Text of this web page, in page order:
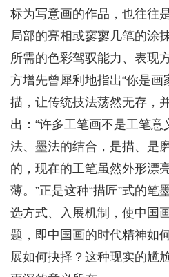
标为写意画的作品，也往往
局部的亮相或寥寥几笔的涂
所需的色彩驾驭能力、表现
方增先曾犀利地指出“你是画
描，让传统技法荡然无存，
出：“许多工笔画不是工笔
法、墨法的结合，是描、是
的，现在的工笔虽然外形漂
薄。”正是这种“描匠”式的笔
选方式、入展机制，使中国
题，即中国画的时代精神如
展如何抉择？这种现实的尴